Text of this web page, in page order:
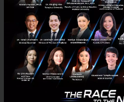
นำส่งความสำเร็จในอนาคตได้อย่างยั่ง
เวทีสนับสนุนสตาร์ทอัพไทยที่จัดขึ้นอย่างยิ่ง
LAUNCHPAD 2023' โดย KATALYST By
สตาร์ทอัพที่มีองค์ประกอบครบทั้ง 5 ด้าน
กรกฎาคม 12, 2023| ByTechsauce Team
16
beacon-vc